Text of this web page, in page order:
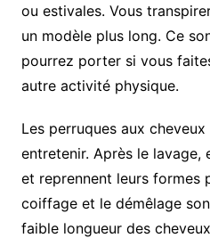
ou estivales. Vous
un modèle plus long. Ce
pourrez porter si vous
autre activité physique.
Les perruques aux
entretenir. Après le lavage,
et reprennent leurs formes
coiffage et le démêlage
faible longueur des